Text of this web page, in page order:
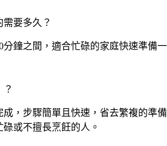
要多久？
分鐘之間，適合忙碌的家庭快速準備一
成，步驟簡單且快速，省去繁複的準備
或不擅長烹飪的人。